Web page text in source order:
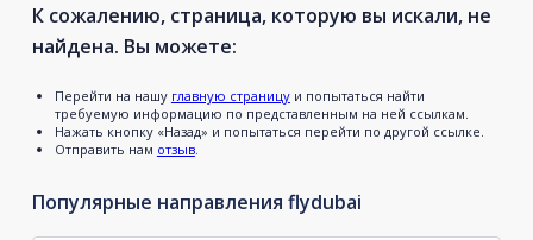
К сожалению, страница, которую вы искали, не
найдена. Вы можете:
Перейти на нашу главную страницуи попытаться найти
требуемую информацию по представленным на ней ссылкам.
Нажать кнопку «Назад» и попытаться перейти по другой ссылке.
Отправить нам отзыв.
Популярные направления flydubai